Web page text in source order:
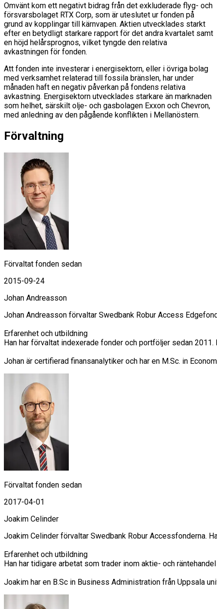
Omvänt kom ett negativt bidrag från det exkluderade flyg- och
försvarsbolaget RTX Corp, som är uteslutet ur fonden på
grund av kopplingar till kärnvapen. Aktien utvecklades starkt
efter en betydligt starkare rapport för det andra kvartalet samt
en höjd helårsprognos, vilket tyngde den relativa
avkastningen för fonden.
Att fonden inte investerar i energisektorn, eller i övriga bolag
med verksamhet relaterad till fossila bränslen, har under
månaden haft en negativ påverkan på fondens relativa
avkastning. Energisektorn utvecklades starkare än marknaden
som helhet, särskilt olje- och gasbolagen Exxon och Chevron,
med anledning av den pågående konflikten i Mellanöstern.
Förvaltning
Förvaltat fonden sedan
2015-09-24
Johan Andreasson
Johan Andreasson förvaltar Swedbank Robur Access
Erfarenhet och utbildning
Han har förvaltat indexerade fonder och portföljer sedan
Johan är certifierad finansanalytiker och har en M.Sc. in
Förvaltat fonden sedan
2017-04-01
Joakim Celinder
Joakim Celinder förvaltar Swedbank Robur Accessfonderna.
Erfarenhet och utbildning
Han har tidigare arbetat som trader inom aktie- och
Joakim har en B.Sc in Business Administration från Uppsala